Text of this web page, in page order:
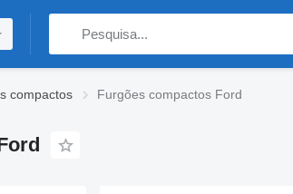
compactos Furgões compactos Ford